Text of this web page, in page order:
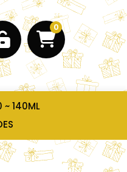
0
~ 140ML